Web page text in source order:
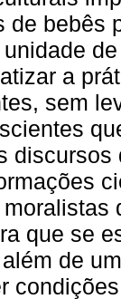
de bebês
a
sem
que se
de